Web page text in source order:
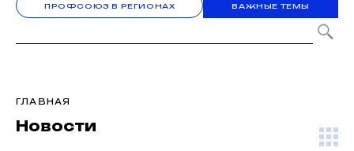
ПРОФСОЮЗ В РЕГИОНАХ ВАЖНЫЕ ТЕМЫ
ГЛАВНАЯ
Новости